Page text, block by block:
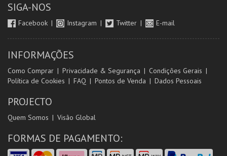
SIGA-NOS
Facebook Instagram Twitter E-mail
INFORMAÇÕES
Como Comprar Privacidade & Segurança
Condições Gerais
Política de Cookies
FAQ Pontos de Venda Dados Pessoais
PROJECTO
Quem Somos Visão Global
FORMAS DE PAGAMENTO: